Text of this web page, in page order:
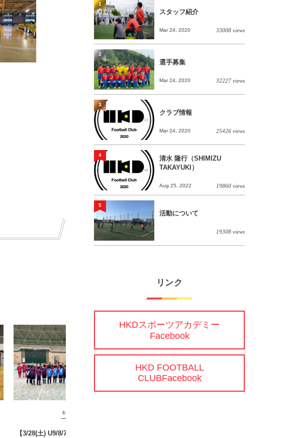
キッズ
【3/28(土) U9/8/7 TRM vs 石狩FC】
スタッフ紹介
Mar 24, 2020 33008 views
1
選手募集
Mar 24, 2020 32227 views
2
クラブ情報
Mar 24, 2020 25426 views
3
清水 隆行（SHIMIZU
TAKAYUKI）
Aug 25, 2022 19860 views
4
活動について
19308 views
5
リンク
HKDスポーツアカデミー
Facebook
HKD FOOTBALL
CLUBFacebook